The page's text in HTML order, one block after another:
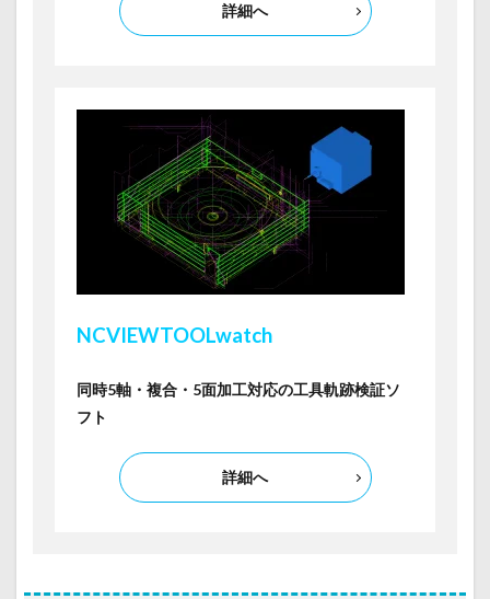
詳細へ
NCVIEWTOOLwatch
同時5軸・ 複合・5面加工対応の工具軌跡検証ソ
フト
詳細へ